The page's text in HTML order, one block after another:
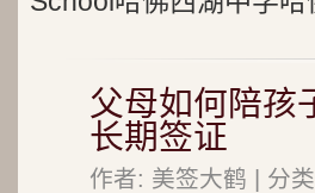
父母如何陪孩
长期签证
作者: 美签大鹤 | 分